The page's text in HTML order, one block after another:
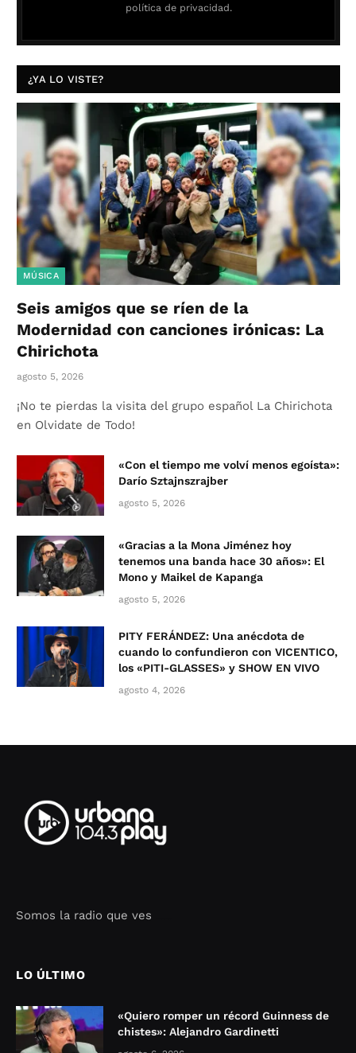
política de privacidad.
¿YA LO VISTE?
MÚSICA
Seis amigos que se ríen de la
Modernidad con canciones irónicas: La
Chirichota
agosto 5, 2026
¡No te pierdas la visita del grupo español La Chirichota
en Olvidate de Todo!
«Con el tiempo me volví menos egoísta»:
Darío Sztajnszrajber
agosto 5, 2026
«Gracias a la Mona Jiménez hoy
tenemos una banda hace 30 años»: El
Mono y Maikel de Kapanga
agosto 5, 2026
PITY FERÁNDEZ: Una anécdota de
cuando lo confundieron con VICENTICO,
los «PITI-GLASSES» y SHOW EN VIVO
agosto 4, 2026
Somos la radio que ves
LO ÚLTIMO
«Quiero romper un récord Guinness de
chistes»: Alejandro Gardinetti